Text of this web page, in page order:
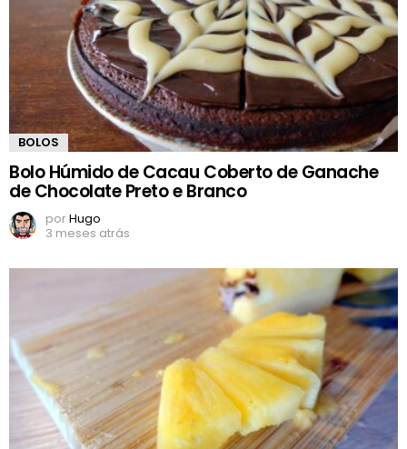
BOLOS
Bolo Húmido de Cacau Coberto de Ganache
de Chocolate Preto e Branco
porHugo
3 meses atrás